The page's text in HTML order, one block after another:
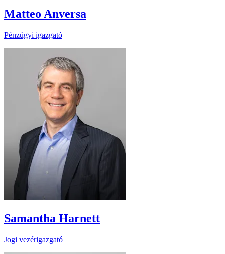
Matteo Anversa
Pénzügyi igazgató
Samantha Harnett
Jogi vezérigazgató